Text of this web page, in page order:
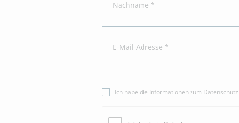
Nachname *
E-Mail-Adresse *
Ich habe die Informationen zum Datenschutz